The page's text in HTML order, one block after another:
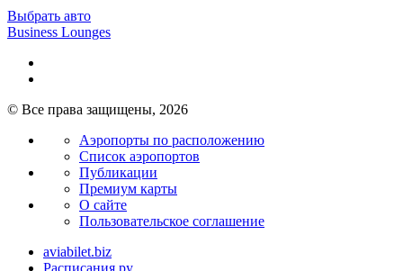
Выбрать авто
Business Lounges
© Все права защищены, 2026
Аэропорты по расположению
Список аэропортов
Публикации
Премиум карты
О сайте
Пользовательское соглашение
aviabilet.biz
Расписания.ру